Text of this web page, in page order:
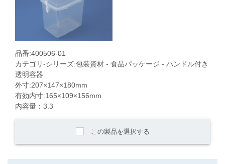
品番:400506-01
カテゴリ-シリーズ:包装資材 - 食品パッケージ - ハンドル付き
透明容器
外寸:207×147×180mm
有効内寸:165×109×156mm
内容量：3.3
この製品を選択する